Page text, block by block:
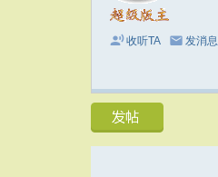
收听TA 发消息